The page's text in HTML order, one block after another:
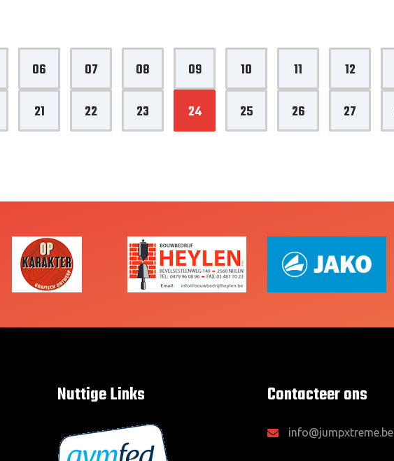
06 07 08 09 10 11 12
21 22 23 24 25 26 27
Nuttige Links Contacteer ons
info@jumpxtreme.be